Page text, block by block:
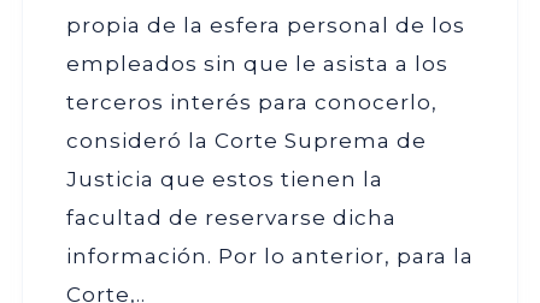
propia de la esfera personal de los
empleados sin que le asista a los
terceros interés para conocerlo,
consideró la Corte Suprema de
Justicia que estos tienen la
facultad de reservarse dicha
información. Por lo anterior, para la
Corte,..